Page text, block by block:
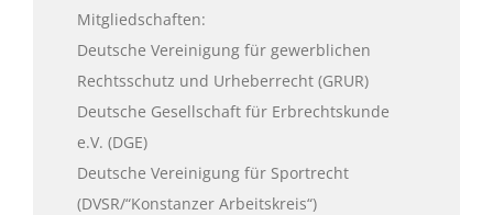
Mitgliedschaften:
Deutsche Vereinigung für gewerblichen
Rechtsschutz und Urheberrecht (GRUR)
Deutsche Gesellschaft für Erbrechtskunde
e.V. (DGE)
Deutsche Vereinigung für Sportrecht
(DVSR/“Konstanzer Arbeitskreis“)